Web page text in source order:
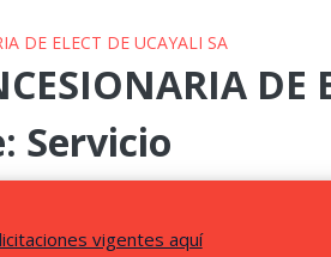
DE ELECT DE UCAYALI SA
DE
Servicio
vigentes aquí